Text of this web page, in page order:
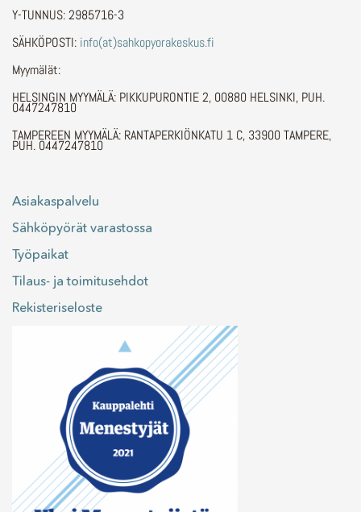
Y-TUNNUS: 2985716-3
SÄHKÖPOSTI: info(at)sahkopyorakeskus.fi
Myymälät:
HELSINGIN MYYMÄLÄ: PIKKUPURONTIE 2, 00880 HELSINKI, PUH.
0447247810
TAMPEREEN MYYMÄLÄ: RANTAPERKIÖNKATU 1 C, 33900 TAMPERE,
PUH. 0447247810
Asiakaspalvelu
Sähköpyörät varastossa
Työpaikat
Tilaus- ja toimitusehdot
Rekisteriseloste